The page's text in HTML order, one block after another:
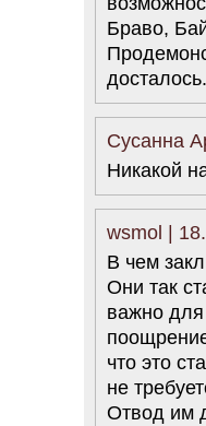
Браво,
досталось.
Сусанна
Никакой
wsmol |
В чем
Они так
важно для
что это
не
Отвод им